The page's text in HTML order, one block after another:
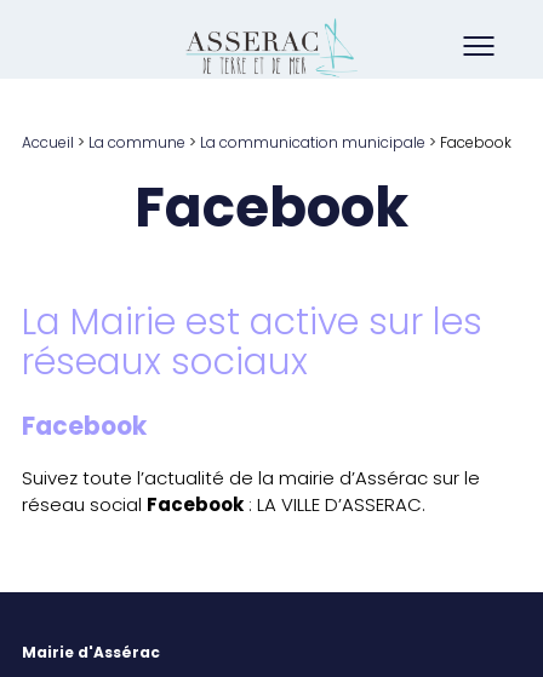
Accueil > La commune > La communication municipale > Facebook
Facebook
La Mairie est active sur les
réseaux sociaux
Facebook
Suivez toute l’actualité de la mairie d’Assérac sur le
réseau social Facebook: LA VILLE D’ASSERAC.
Mairie d'Assérac